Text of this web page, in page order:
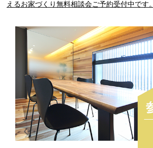
えるお家づくり無料相談会ご予約受付中です。